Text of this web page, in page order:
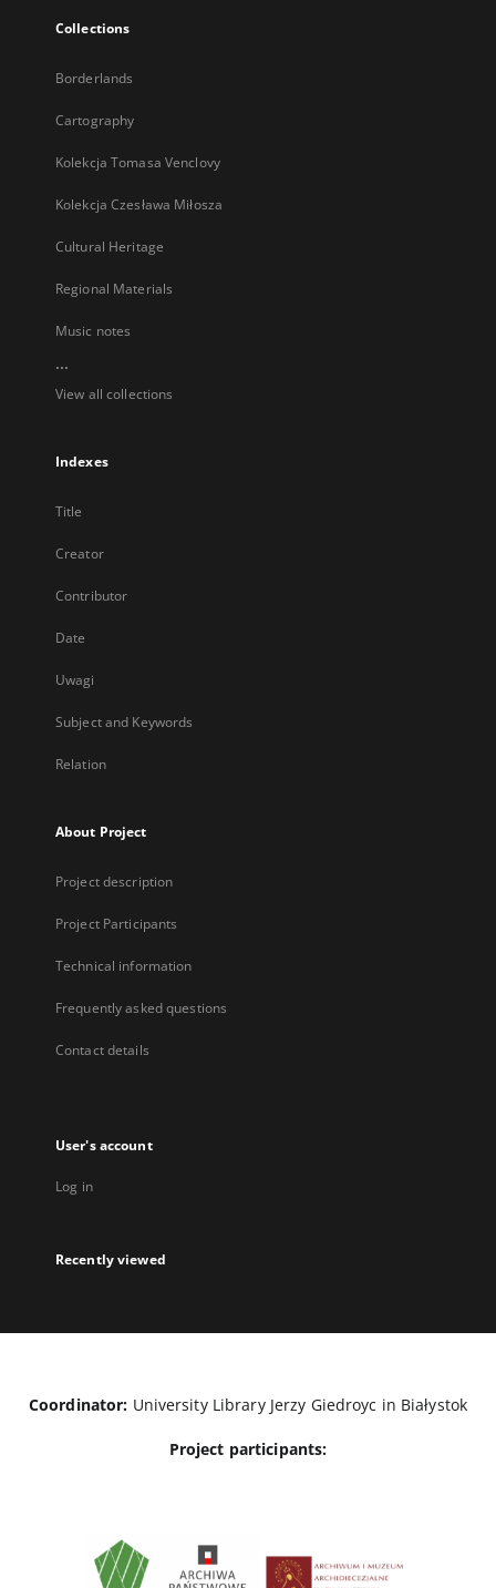
Collections
Borderlands
Cartography
Kolekcja Tomasa Venclovy
Kolekcja Czesława Miłosza
Cultural Heritage
Regional Materials
Music notes
...
View all collections
Indexes
Title
Creator
Contributor
Date
Uwagi
Subject and Keywords
Relation
About Project
Project description
Project Participants
Technical information
Frequently asked questions
Contact details
User's account
Log in
Recently viewed
Coordinator: University Library Jerzy Giedroyc in Białystok
Project participants: